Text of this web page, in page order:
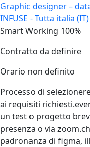
Graphic designer –
INFUSE - Tutta italia (IT)
Smart Working 100%
Contratto da definire
Orario non definito
Processo di
ai requisiti
un test o progetto
presenza o via
padronanza di figma,